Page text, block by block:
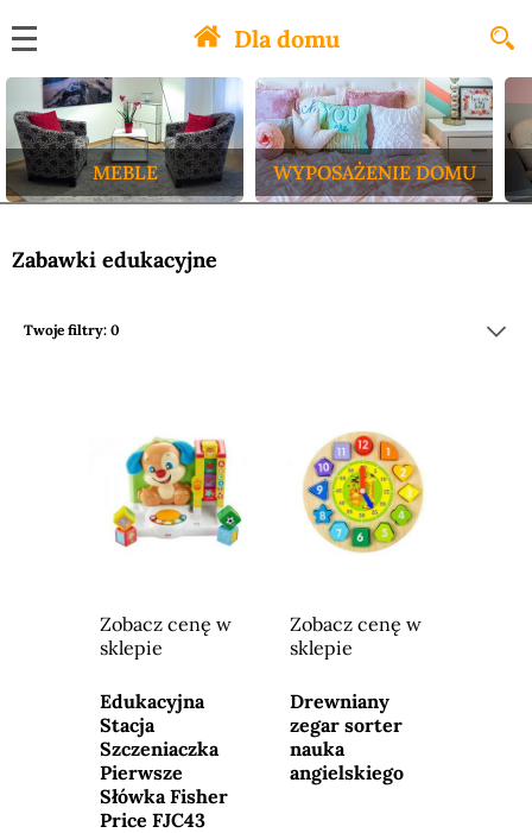
Dla domu
MEBLE WYPOSAŻENIE DOMU
Zabawki edukacyjne
Twoje filtry: 0
Zobacz cenę w
sklepie
sklepu
Edukacyjna
Stacja
Szczeniaczka
Pierwsze
Słówka Fisher
Price FJC43
Zobacz cenę w
sklepie
sklepu
Drewniany
zegar sorter
nauka
angielskiego